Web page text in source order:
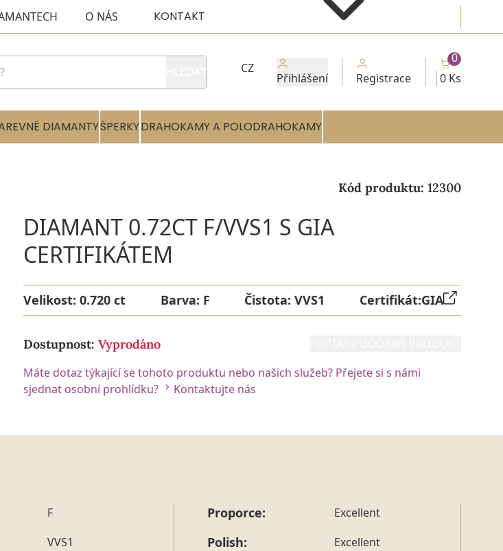
O NÁS KONTAKT
CZ
Přihlášení Registrace 0 Ks
0
DIAMANTYŠPERKYDRAHOKAMY A POLODRAHOKAMY
Kód produktu: 12300
DIAMANT 0.72CT F/VVS1 S GIA
CERTIFIKÁTEM
Velikost: 0.720 ct Barva: F Čistota:VVS1 Certifikát:GIA
Dostupnost: Vyprodáno
Máte dotaz týkající se tohoto produktu nebo našich služeb? Přejete si s námi
sjednat osobní prohlídku?
Kontaktujte nás
F
VVS1
Proporce: Excellent
Polish: Excellent